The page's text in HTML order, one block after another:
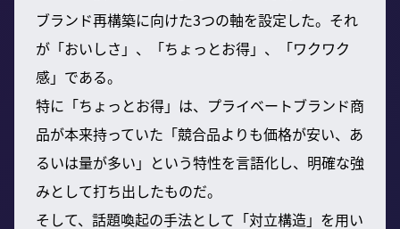
ブランド再構築に向けた3つの軸を設定した。それ
が「おいしさ」、「ちょっとお得」、「ワクワク
感」である。
特に「ちょっとお得」は、プライベートブランド商
品が本来持っていた「競合品よりも価格が安い、あ
るいは量が多い」という特性を言語化し、明確な強
みとして打ち出したものだ。
そして、話題喚起の手法として「対立構造」を用い